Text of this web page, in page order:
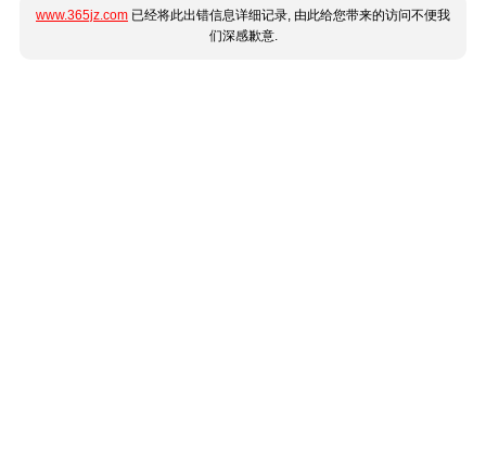
www.365jz.com 已经将此出错信息详细记录, 由此给您带来的访问不便我
们深感歉意.